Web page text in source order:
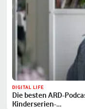
DIGITAL LIFE
Die besten ARD-
Kinderserien-…